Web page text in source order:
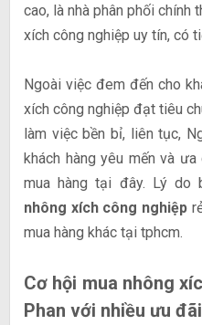
cao, là nhà phân phối chính
xích công nghiệp uy tín, có
Ngoài việc đem đến cho
xích công nghiệp đạt tiêu
làm việc bền bỉ, liên tục,
khách hàng yêu mến và
mua hàng tại đây. Lý do
nhông xích công nghiệp
mua hàng khác tại tphcm.
Cơ hội mua nhông
Phan với nhiều ưu